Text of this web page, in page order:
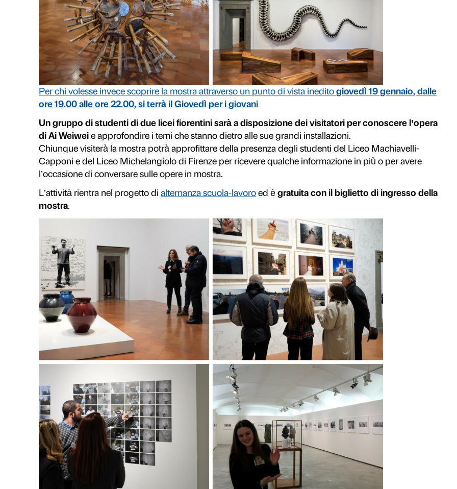
Questo sito web utilizza i cookie
Utilizziamo i cookie per personalizzare contenuti ed
nostro traffico. Condividiamo inoltre informazioni sul modo
hanno raccolto dal tuo utilizzo dei loro servizi.
del
consenso
Necessari Preferenze
Rifiuta
espressione. Nelle sue opere l’artista gioca tra antico e contemporaneo, tra
denunciando lecontraddizioni tra individuo e collettività nel mondo
Una mostra che vede per la prima volta Palazzo Strozzi utilizzato come
unitariocoinvolgendo la facciata, il cortile, il Piano Nobile e la Strozzina.
inedita per i visitatori che esalta ilrapporto tra tradizione e modernità , in un
di Firenze.
Per visitare la mostracon una delle nostre guide è possibile partecipare
giovedì alle 19.00 e ogni sabato alle 18.00.
Per info e prenotazioni
da lunedì a venerdì
9.00-13.00; 14.00-18.00
Tel. 055 2469600
prenotazioni@palazzostrozzi.org